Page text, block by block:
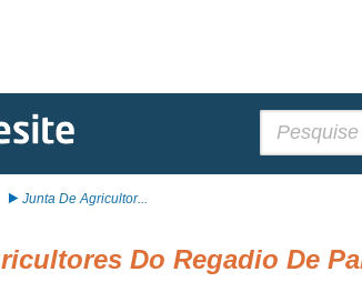
Junta De Agricultor...
Do Regadio De